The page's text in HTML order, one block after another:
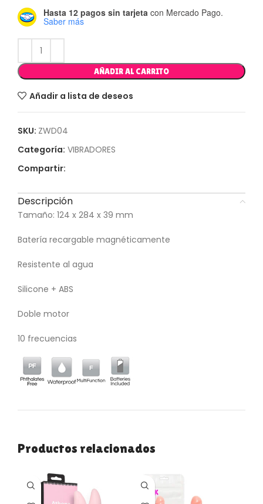
Hasta 12 pagos sin tarjeta con Mercado Pago.
Saber más
AÑADIR AL CARRITO
Añadir a lista de deseos
SKU: ZWD04
Categoría: VIBRADORES
Compartir:
Descripción
Tamaño: 124 x 284 x 39 mm
Batería recargable magnéticamente
Resistente al agua
Silicone + ABS
Doble motor
10 frecuencias
Productos relacionados